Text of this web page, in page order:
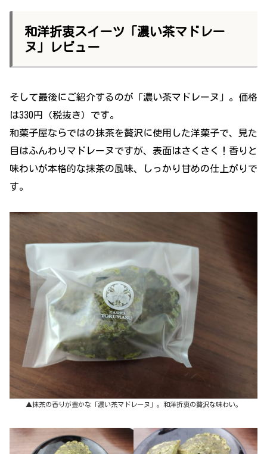
和洋折衷スイーツ「濃い茶マドレー
ヌ」レビュー
そして最後にご紹介するのが「濃い茶マドレーヌ」。価格
は330円（税抜き）です。
和菓子屋ならではの抹茶を贅沢に使用した洋菓子で、見た
目はふんわりマドレーヌですが、表面はさくさく！香りと
味わいが本格的な抹茶の風味、しっかり甘めの仕上がりで
す。
▲抹茶の香りが豊かな「濃い茶マドレーヌ」。和洋折衷の贅沢な味わい。